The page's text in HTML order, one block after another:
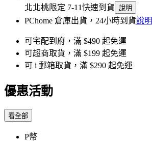
北北桃限定 7-11快速到貨 說明
PChome 倉庫出貨，24小時到貨說明
可宅配到府，滿 $490 起免運
可超商取貨，滿 $199 起免運
可 i 郵箱取貨，滿 $290 起免運
優惠活動
看全部
P幣